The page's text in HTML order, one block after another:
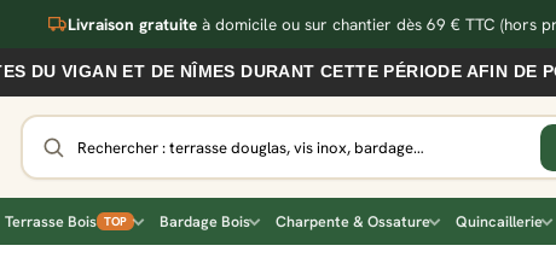
Livraison gratuiteà domicile ou sur chantier dès 69 € TTC (hors
ET DE NÎMES DURANT CETTE PÉRIODE AFIN DE
Terrasse Bois TOP Bardage Bois Charpente & Ossature Quincaillerie